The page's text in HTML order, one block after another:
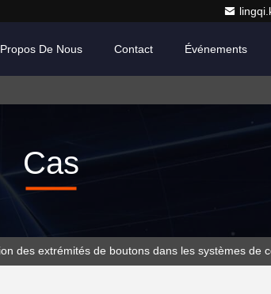
De Nous Contact Événements
Cas
des extrémités de boutons dans les systèmes de